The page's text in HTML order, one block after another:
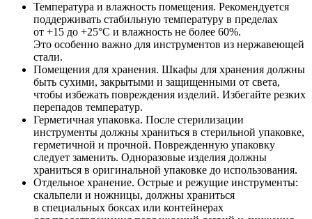
Температура и влажность помещения. Рекомендуется
поддерживать стабильную температуру в пределах
от +15 до +25°C и влажность не более 60%.
Это особенно важно для инструментов из нержавеющей
стали.
Помещения для хранения. Шкафы для хранения должны
быть сухими, закрытыми и защищенными от света,
чтобы избежать повреждения изделий. Избегайте резких
перепадов температур.
Герметичная упаковка. После стерилизации
инструменты должны храниться в стерильной упаковке,
герметичной и прочной. Поврежденную упаковку
следует заменить. Одноразовые изделия должны
храниться в оригинальной упаковке до использования.
Отдельное хранение. Острые и режущие инструменты:
скальпели и ножницы, должны храниться
в специальных боксах или контейнерах